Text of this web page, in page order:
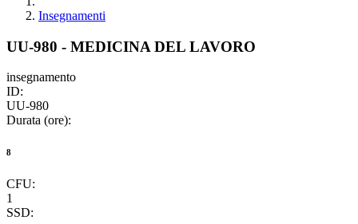
Insegnamenti
UU-980 - MEDICINA DEL LAVORO
insegnamento
ID:
UU-980
Durata (ore):
8
CFU:
1
SSD: